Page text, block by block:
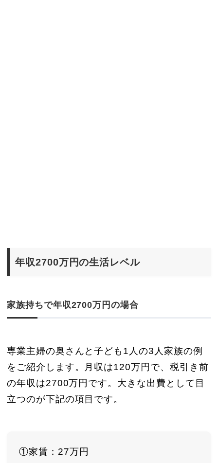
年収2700万円の生活レベル
家族持ちで年収2700万円の場合
専業主婦の奥さんと子ども1人の3人家族の例
をご紹介します。月収は120万円で、税引き前
の年収は2700万円です。大きな出費として目
立つのが下記の項目です。
①家賃：27万円